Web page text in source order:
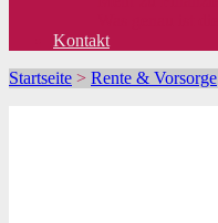
Kontakt
Startseite > Rente & Vorsorge